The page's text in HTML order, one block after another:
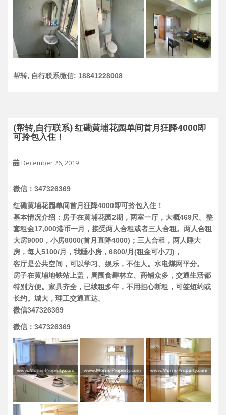
帮转, 自行联系微信: 18841228008
(帮转,自行联系) 红磡黄埔花园单间首月狂降4000即
可拎包入住！
December 26, 2019
微信：347326369
红磡黄埔花园单间首月狂降4000即可拎包入住！
基本情况介绍：房子在黄埔花园2期，两室一厅，大概469尺。整
套租金17,000港币一月，接受两人合租或者三人合租。两人合租
大房9000，小房8000(首月直降4000)；三人合租，两人睡大
房，每人5100/月，我睡小房，6800/月(租金可小刀)，
客厅是公共空间，可以学习、娱乐，不住人。水电煤网平分。
房子在黄埔地铁站上盖，周围食肆林立、商铺众多，交通生活都
特别方便。家具齐全，已续租多年，不用担心断租，可签短约或
长约。城大，理工交通直达。
微信347326369
微信：347326369